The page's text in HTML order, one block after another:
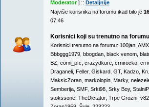
Moderator] :: Detaljnije
Najviše korisnika na forumu ikad bilo je
07:46
Korisnici koji su trenutno na
Korisnici trenutno na forumu: 100jan
Bbbggg1979 bbogdan black venom
BZ comi_pfc crazydkure crnirocko
Draganeli Feller, Giskard GT, Kadzo
MaksicZoran markolopin Marky,
Semberija SMF, Srki98 Srky Boy,
stokssone TheDictator, Trpe Grozni v82